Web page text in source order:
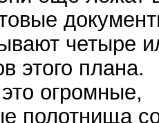
четыре
этого плана.
огромные,
полотнища